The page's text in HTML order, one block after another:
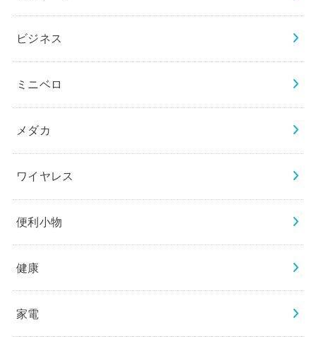
ビジネス
ミニベロ
メダカ
ワイヤレス
便利小物
健康
家電